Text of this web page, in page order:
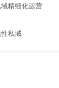
精细化运营
私域